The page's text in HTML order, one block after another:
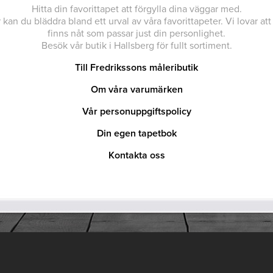
Hitta din favorittapet att förgylla dina väggar med.
kan du bläddra bland ett urval av våra favorittapeter. Vi lovar
finns nåt som passar just din personlighet.
Besök vår butik i Hallsberg för fullt sortiment.
Till Fredrikssons måleributik
Om våra varumärken
Vår personuppgiftspolicy
Din egen tapetbok
Kontakta oss